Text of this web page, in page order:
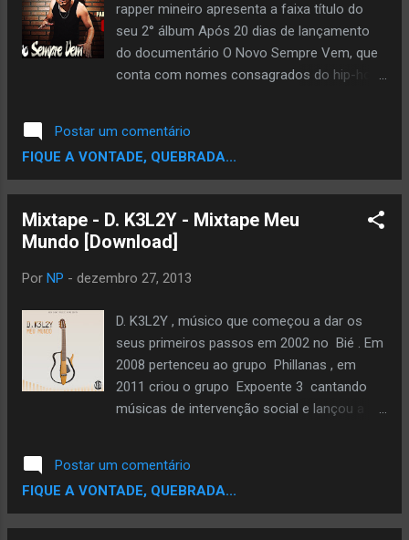
rapper mineiro apresenta a faixa título do
seu 2° álbum Após 20 dias de lançamento
do documentário O Novo Sempre Vem, que
conta com nomes consagrados do hip-hop
ruas em 2014 pela gravadora WML Records.
Com bateria acústica por Panda Desidério,
com solos de guitarra pesada por Willis
musical, com flow e letra nada convencional,
o single conta com a participação especial
do Poeta do Rap Nacional GOG, o qual
música que intitula o cd “O Novo Sempre
Vem”, realmente faz jus ao título, pois o
estilo “rapcore” é uma novidade no trabalho
de Lindomar, porém não define a estética
sonora do álbum, que trará em seu
Por Equipe 3L Produções.
Postar um comentário
FIQUE A VONTADE, QUEBRADA...
Mixtape - D. K3L2Y - Mixtape Meu
Por NP - dezembro 27, 2013
D. K3L2Y , músico que começou a dar os
seus primeiros passos em 2002 no Bié . Em
2008 pertenceu ao grupo Phillanas , em
2011 criou o grupo Expoente 3 cantando
músicas de intervenção social e lançou a
New Beat Music criada por GS Beats e em
2013 foi vencedor de uma das edições do
top 3 da Rádio Huambo. Aqui vai a sua
Postar um comentário
FIQUE A VONTADE, QUEBRADA...